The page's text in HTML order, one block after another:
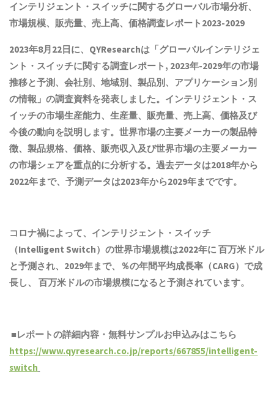
インテリジェント・スイッチに関するグローバル市場分析、
市場規模、販売量、売上高、価格調査レポート2023-2029
2023年8月22日に、QYResearchは「グローバルインテリジェ
ント・スイッチに関する調査レポート, 2023年-2029年の市場
推移と予測、会社別、地域別、製品別、アプリケーション別
の情報 」の調査資料を発表しました。 インテリジェント・ス
イッチの市場生産能力、生産量、販売量、売上高、価格及び
今後の動向を説明します。世界市場の主要メーカーの製品特
徴、製品規格、価格、販売収入及び世界市場の主要メーカー
の市場シェアを重点的に分析する。過去データは2018年から
2022年まで、予測データは2023年から2029年までです。
コロナ禍によって、インテリジェント・スイッチ
（Intelligent Switch）の世界市場規模は2022年に 百万米ドル
と予測され、2029年まで、％の年間平均成長率（CARG）で成
長し、 百万米ドルの市場規模になると予測されています。
■レポートの詳細内容・無料サンプルお申込みはこちら
https://www.qyresearch.co.jp/reports/667855/intelligent-
switch